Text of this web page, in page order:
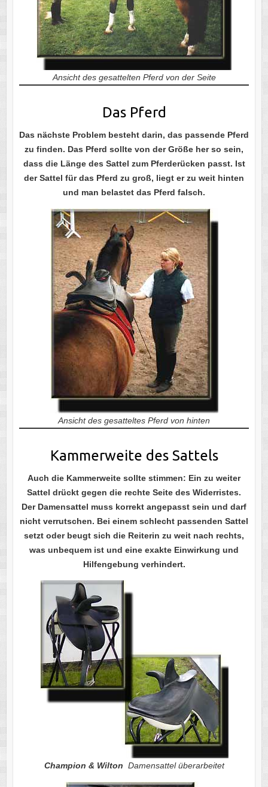
Ansicht des gesattelten Pferd von der Seite
Das Pferd
Das nächste Problem besteht darin, das passende Pferd
zu finden. Das Pferd sollte von der Größe her so sein,
dass die Länge des Sattel zum Pferderücken passt. Ist
der Sattel für das Pferd zu groß, liegt er zu weit hinten
und man belastet das Pferd falsch.
Ansicht des gesatteltes Pferd von hinten
Kammerweite des Sattels
Auch die Kammerweite sollte stimmen: Ein zu weiter
Sattel drückt gegen die rechte Seite des Widerristes.
Der Damensattel muss korrekt angepasst sein und darf
nicht verrutschen. Bei einem schlecht passenden Sattel
setzt oder beugt sich die Reiterin zu weit nach rechts,
was unbequem ist und eine exakte Einwirkung und
Hilfengebung verhindert.
Champion & Wilton Damensattel überarbeitet